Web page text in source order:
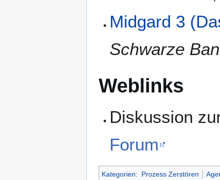
Midgard 3
Schwarze
Weblinks
Diskussion
Forum
Kategorien: Prozess Zerstören